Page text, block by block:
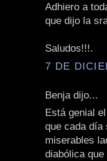
Adhiero a
que dijo la
Saludos!!!.
7 DE
Benja dijo...
Está genial
que cada día
miserables
diabólica